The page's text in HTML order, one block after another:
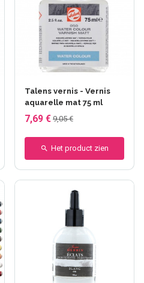
Talens vernis - Vernis
aquarelle mat 75 ml
7,69 € 9,05 €
Het product zien